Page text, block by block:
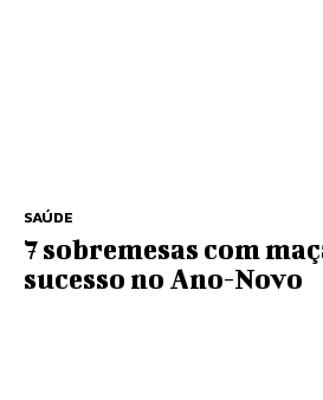
SAÚDE
7 sobremesas com
sucesso no Ano-Novo